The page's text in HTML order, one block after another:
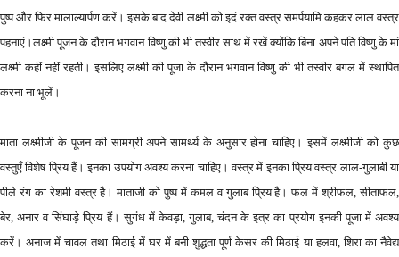
पुष्प और फिर मालाल्यार्पण करें। इसके बाद देवी लक्ष्मी को इदं रक्त वस्त्र समर्पयामि कहकर लाल वस्त्र
पहनाएं।लक्ष्मी पूजन के दौरान भगवान विष्णु की भी तस्वीर साथ में रखें क्योंकि बिना अपने पति विष्णु के मां
लक्ष्मी कहीं नहीं रहती। इसलिए लक्ष्मी की पूजा के दौरान भगवान विष्णु की भी तस्वीर बगल में स्थापित
करना ना भूलें।
माता लक्ष्मीजी के पूजन की सामग्री अपने सामर्थ्य के अनुसार होना चाहिए। इसमें लक्ष्मीजी को कुछ
वस्तुएँ विशेष प्रिय हैं। इनका उपयोग अवश्य करना चाहिए। वस्त्र में इनका प्रिय वस्त्र लाल-गुलाबी या
पीले रंग का रेशमी वस्त्र है। माताजी को पुष्प में कमल व गुलाब प्रिय है। फल में श्रीफल, सीताफल,
बेर, अनार व सिंघाड़े प्रिय हैं। सुगंध में केवड़ा, गुलाब, चंदन के इत्र का प्रयोग इनकी पूजा में अवश्य
करें। अनाज में चावल तथा मिठाई में घर में बनी शुद्धता पूर्ण केसर की मिठाई या हलवा, शिरा का नैवेद्य